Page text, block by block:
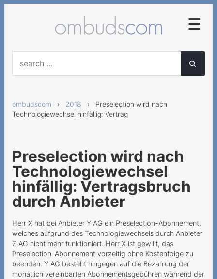
ombudscom › 2018 › Preselection wird nach
Technologiewechsel hinfällig: Vertrag
Preselection wird nach
Technologiewechsel
hinfällig: Vertragsbruch
durch Anbieter
Herr X hat bei Anbieter Y AG ein Preselection-Abonnement,
welches aufgrund des Technologiewechsels durch Anbieter
Z AG nicht mehr funktioniert. Herr X ist gewillt, das
Preselection-Abonnement vorzeitig ohne Kostenfolge zu
beenden. Y AG besteht hingegen auf die Bezahlung der
monatlich vereinbarten Abonnementsgebühren während der
☰
Frühzeitige
Vertragliche Vereinbarung
von diversen
Falsche Lieferung von
Mobilgeräten
Neue AGB für
Geschäftskunden nicht
anwendbar
Auszahlung von
Restguthaben einer
Prepaidkarte
An Mindestvertragsdauer
gebundenes Geschenk